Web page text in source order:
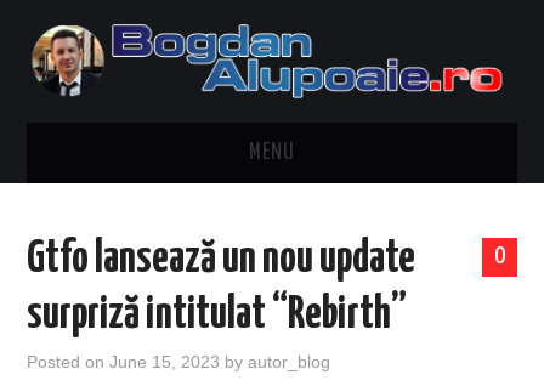
MENU
CONTACT
DESPRE BOGDAN ALUPOAIE
0
Gtfo lansează un nou update
surpriză intitulat “Rebirth”
Posted onJune 15, 2023 byautor_blog